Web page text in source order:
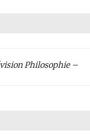
Philosophie –